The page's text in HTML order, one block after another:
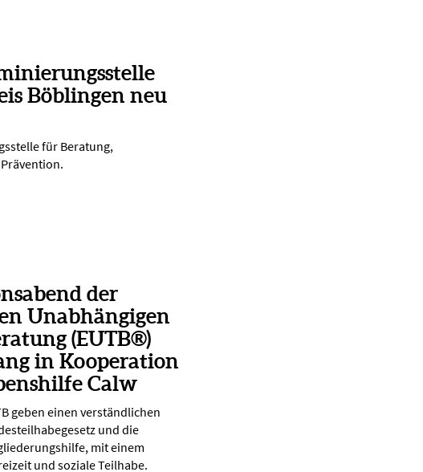
Böblingen neu
für Beratung,
der
Unabhängigen
(EUTB®)
in Kooperation
Calw
geben einen verständlichen
und die
mit einem
und soziale Teilhabe.